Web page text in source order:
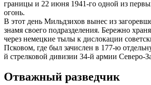
границы и 22 июня 1941-го одной из
огонь.
В этот день Мильдзихов вынес из
знамя своего подразделения. Бережно
через немецкие тылы к дислокации
Псковом, где был зачислен в 177-ю
й стрелковой дивизии 34-й армии Северо-
Отважный разведчик